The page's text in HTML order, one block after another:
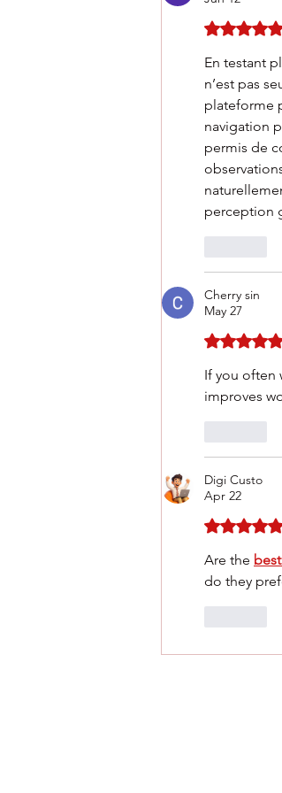
Rated 5
En testant
n’est pas
plateforme
navigation
permis de
perception
Cherry sin
May 27
Rated 5
If you often
improves
Digi Custo
Apr 22
Rated 5
Are the
do they